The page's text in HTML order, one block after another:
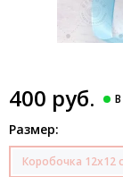
400 руб.
Размер:
Коробочка 12х12